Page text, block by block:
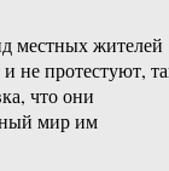
местных жителей
протестуют,
что они
мир им